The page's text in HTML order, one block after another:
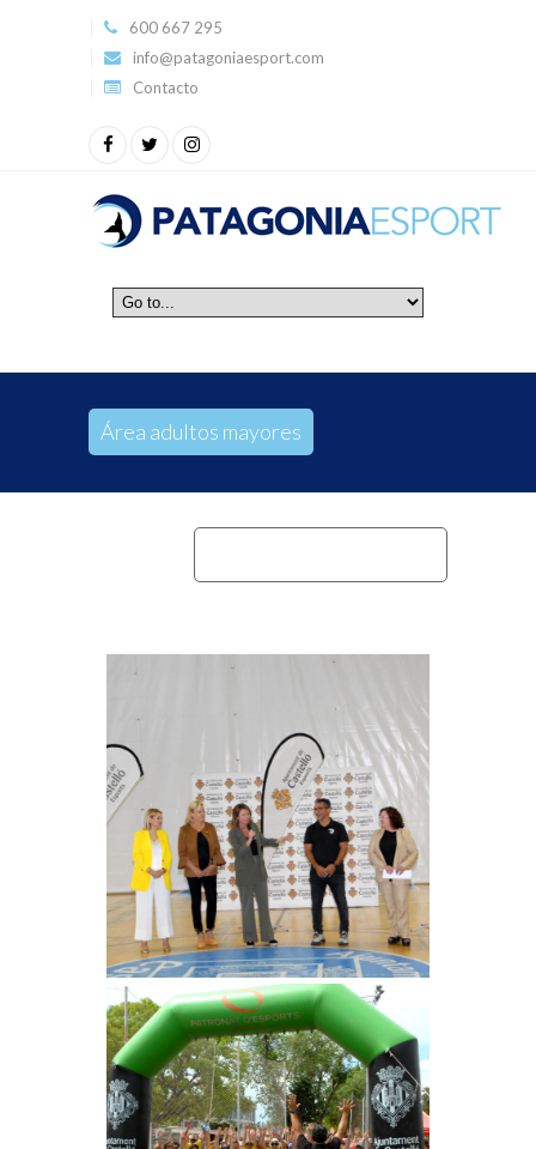
600 667 295
info@patagoniaesport.com
Contacto
Área adultos mayores